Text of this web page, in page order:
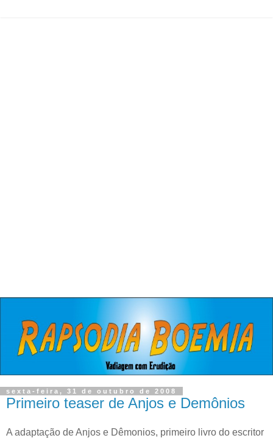
sexta-feira, 31 de outubro de 2008
Primeiro teaser de Anjos e Demônios
A adaptação de Anjos e Dêmonios, primeiro livro do escritor